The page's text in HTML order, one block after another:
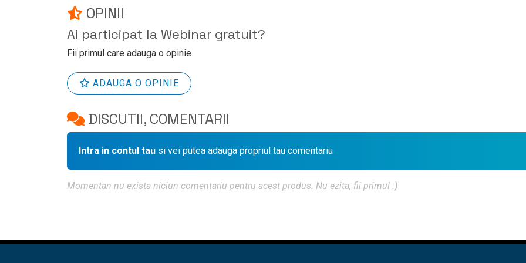
OPINII
Ai participat la Webinar gratuit?
Fii primul care adauga o opinie
ADAUGA O OPINIE
DISCUTII, COMENTARII
Intra in contul tau si vei putea adauga propriul tau comentariu
Momentan nu exista niciun comentariu pentru acest produs. Nu ezita, fii primul :)